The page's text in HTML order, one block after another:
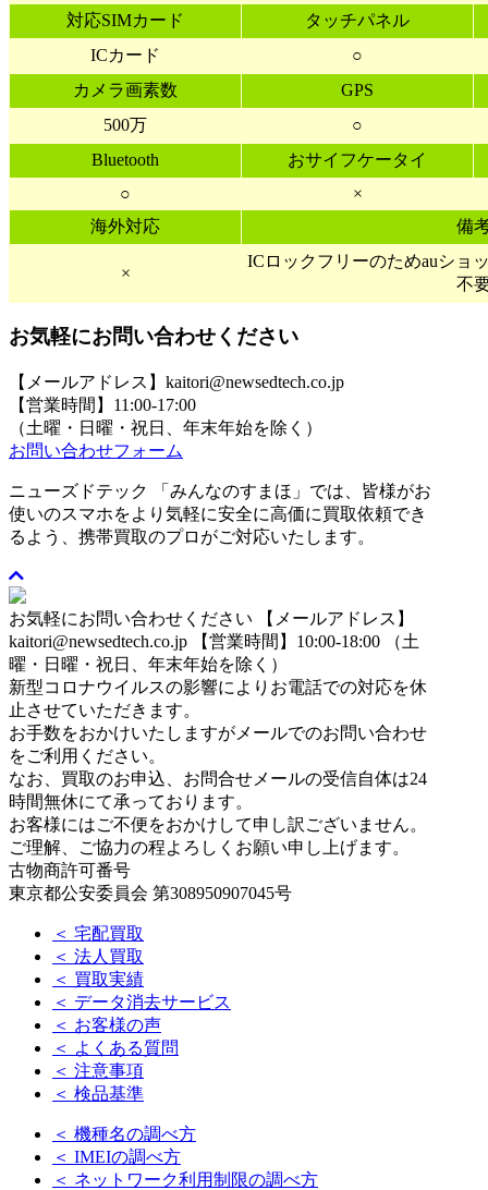
対応SIMカード
タッチパネル
ICカード
○
カメラ画素数
GPS
500万
○
Bluetooth
おサイフケータイ
○
×
海外対応
備
×
ICロックフリーのためauショ
不
お気軽にお問い合わせください
【メールアドレス】kaitori@newsedtech.co.jp
【営業時間】11:00-17:00
（土曜・日曜・祝日、年末年始を除く）
お問い合わせフォーム
ニューズドテック 「みんなのすまほ」では、皆様がお
使いのスマホをより気軽に安全に高価に買取依頼でき
るよう、携帯買取のプロがご対応いたします。
お気軽にお問い合わせください
【メールアドレス】
kaitori@newsedtech.co.jp
【営業時間】10:00-18:00 （土
曜・日曜・祝日、年末年始を除く）
新型コロナウイルスの影響によりお電話での対応を休
止させていただきます。
お手数をおかけいたしますがメールでのお問い合わせ
をご利用ください。
なお、買取のお申込、お問合せメールの受信自体は24
時間無休にて承っております。
お客様にはご不便をおかけして申し訳ございません。
ご理解、ご協力の程よろしくお願い申し上げます。
古物商許可番号
東京都公安委員会 第308950907045号
＜ 宅配買取
＜ 法人買取
＜ 買取実績
＜ データ消去サービス
＜ お客様の声
＜ よくある質問
＜ 注意事項
＜ 検品基準
＜ 機種名の調べ方
＜ IMEIの調べ方
＜ ネットワーク利用制限の調べ方